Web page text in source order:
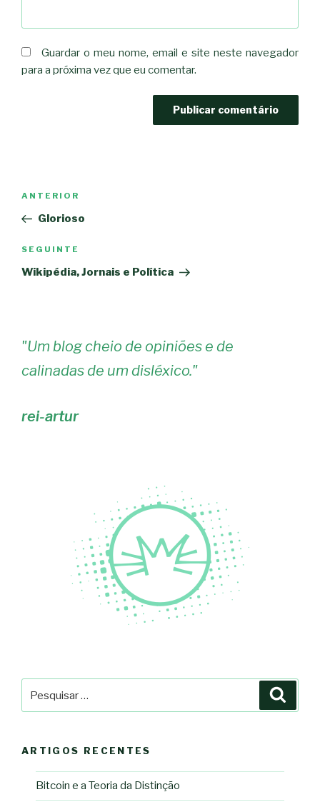
Guardar o meu nome, email e site neste navegador
para a próxima vez que eu comentar.
artigos
Conteúdo
anterior
ANTERIOR
Glorioso
Conteúdo
seguinte
SEGUINTE
Wikipédia, Jornais e Política
"Um blog cheio de opiniões e de
calinadas de um disléxico."
rei-artur
ARTIGOS RECENTES
Bitcoin e a Teoria da Distinção